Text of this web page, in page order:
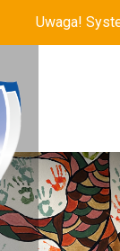
Uwaga!